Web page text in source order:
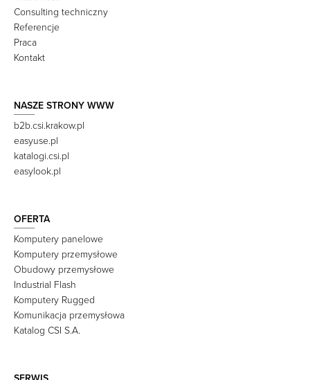
Consulting techniczny
Referencje
Praca
Kontakt
NASZE STRONY WWW
b2b.csi.krakow.pl
easyuse.pl
katalogi.csi.pl
easylook.pl
OFERTA
Komputery panelowe
Komputery przemysłowe
Obudowy przemysłowe
Industrial Flash
Komputery Rugged
Komunikacja przemysłowa
Katalog CSI S.A.